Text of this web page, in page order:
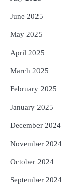
June 2025
May 2025
April 2025
March 2025
February 2025
January 2025
December 2024
November 2024
October 2024
September 2024